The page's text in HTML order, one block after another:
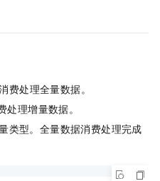
费处理全量数据。
理增量数据。
类型。全量数据消费处理完成